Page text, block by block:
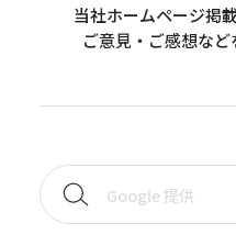
当社ホームページ掲
ご意見・ご感想など